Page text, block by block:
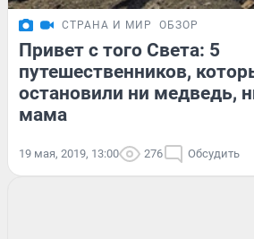
СТРАНА И МИР ОБЗОР
Привет с того Света: 5
путешественников,
остановили ни медведь,
мама
19 мая, 2019, 13:00 276 Обсудить